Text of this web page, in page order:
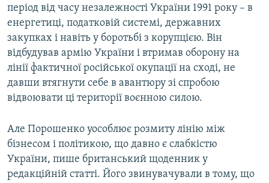
період від часу незалежності України 1991 року – в
енергетиці, податковій системі, державних
закупках і навіть у боротьбі з корупцією. Він
відбудував армію України і втримав оборону на
лінії фактичної російської окупації на сході, не
давши втягнути себе в авантюру зі спробою
відвоювати ці території воєнною силою.
Але Порошенко уособлює розмиту лінію між
бізнесом і політикою, що давно є слабкістю
України, пише британський щоденник у
редакційній статті. Його звинувачували в тому, що